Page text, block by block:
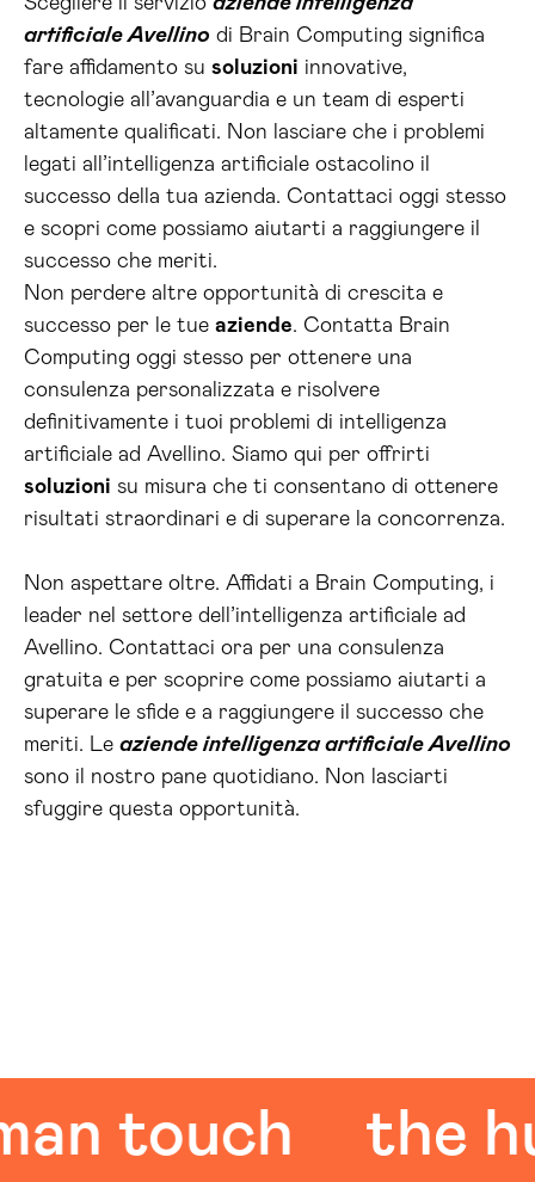
artificiale Avellino di Brain Computing significa
fare affidamento su soluzioni innovative,
tecnologie all’avanguardia e un team di esperti
altamente qualificati. Non lasciare che i problemi
legati all’intelligenza artificiale ostacolino il
successo della tua azienda. Contattaci oggi stesso
e scopri come possiamo aiutarti a raggiungere il
successo che meriti.
Non perdere altre opportunità di crescita e
successo per le tue aziende. Contatta Brain
Computing oggi stesso per ottenere una
consulenza personalizzata e risolvere
definitivamente i tuoi problemi di intelligenza
artificiale ad Avellino. Siamo qui per offrirti
soluzioni su misura che ti consentano di ottenere
risultati straordinari e di superare la concorrenza.
Non aspettare oltre. Affidati a Brain Computing, i
leader nel settore dell’intelligenza artificiale ad
Avellino. Contattaci ora per una consulenza
gratuita e per scoprire come possiamo aiutarti a
superare le sfide e a raggiungere il successo che
meriti. Le aziende intelligenza artificiale Avellino
sono il nostro pane quotidiano. Non lasciarti
sfuggire questa opportunità.
the